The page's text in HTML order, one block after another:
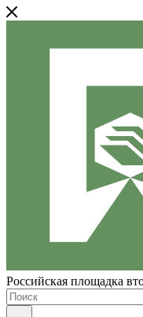
Российская площадка